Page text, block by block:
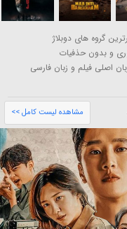
گروه های دوبلاژ
و بدون حذفیات
اصلی فیلم و زبان فارسی
مشاهده لیست کامل >>